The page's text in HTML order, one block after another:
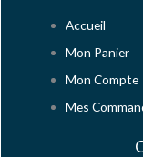
Accueil
Mon Panier
Mon Compte
Mes